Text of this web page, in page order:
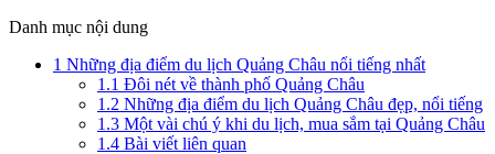
Danh mục nội dung
1 Những địa điểm du lịch Quảng Châu nổi tiếng nhất
1.1 Đôi nét về thành phố Quảng Châu
1.2 Những địa điểm du lịch Quảng Châu đẹp, nổi tiếng
1.3 Một vài chú ý khi du lịch, mua sắm tại Quảng Châu
1.4 Bài viết liên quan